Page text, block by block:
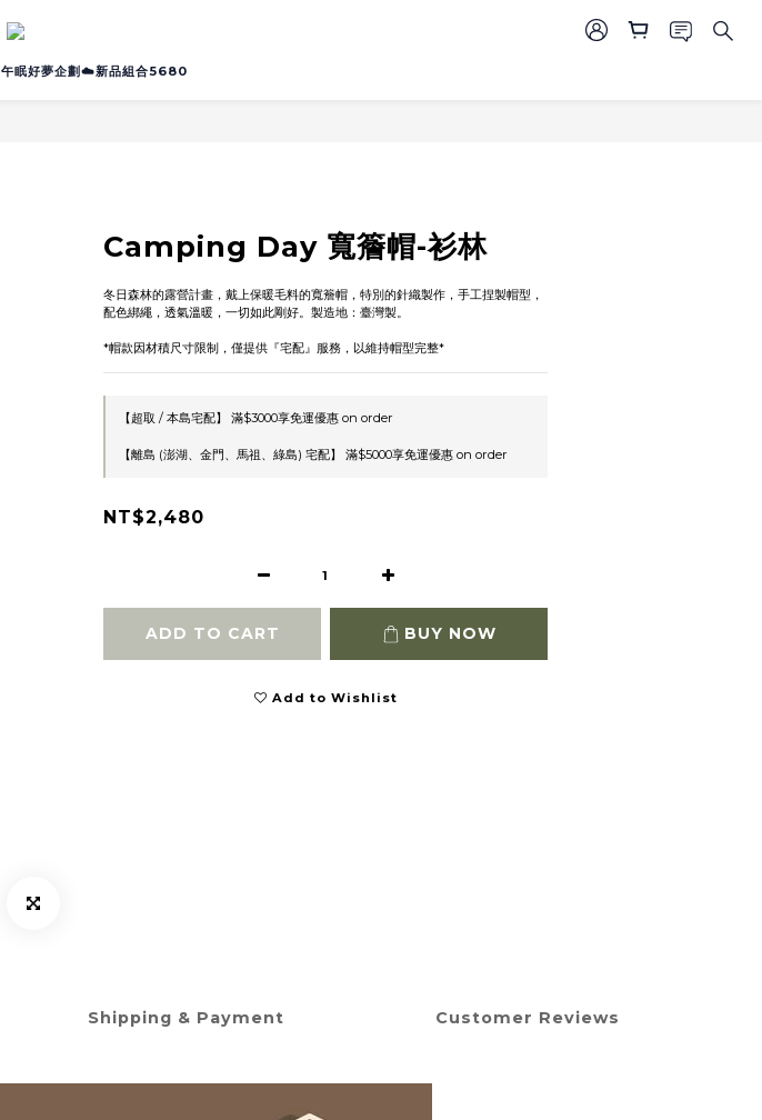
午眠好夢企劃☁️新品組合5680
Camping Day 寬簷帽-衫林
冬日森林的露營計畫，戴上保暖毛料的寬簷帽，特別的針織製作，手工捏製帽型，
配色綁繩，透氣溫暖，一切如此剛好。製造地：臺灣製。
*帽款因材積尺寸限制，僅提供『宅配』服務，以維持帽型完整*
【超取 / 本島宅配】 滿$3000享免運優惠 on order
【離島 (澎湖、金門、馬祖、綠島) 宅配】 滿$5000享免運優惠 on order
NT$2,480
ADD TO CART BUY NOW
Add to Wishlist
Shipping & Payment Customer Reviews